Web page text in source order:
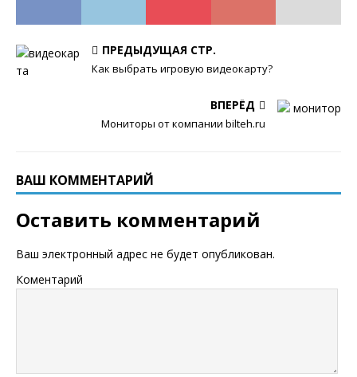
ПРЕДЫДУЩАЯ СТР.
Как выбрать игровую видеокарту?
ВПЕРЁД
Мониторы от компании bilteh.ru
ВАШ КОММЕНТАРИЙ
Оставить комментарий
Ваш электронный адрес не будет опубликован.
Коментарий